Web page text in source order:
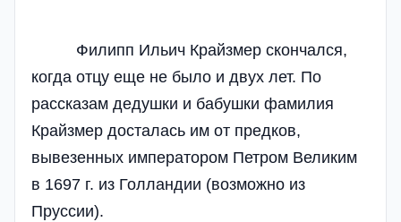
Филипп Ильич Крайзмер скончался,
когда отцу еще не было и двух лет. По
рассказам дедушки и бабушки фамилия
Крайзмер досталась им от предков,
вывезенных императором Петром Великим
в 1697 г. из Голландии (возможно из
Пруссии).